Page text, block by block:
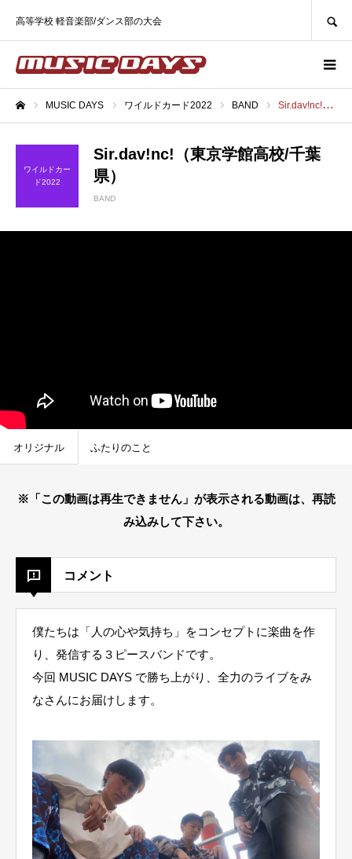
高等学校 軽音楽部/ダンス部の大会
MUSIC DAYS ワイルドカード2022 BAND Sir.dav!nc!（東京学館高校/千葉県）
ワイルドカー
ド2022
Sir.dav!nc!（東京学館高校/千葉
県）
BAND
オリジナル ふたりのこと
※「この動画は再生できません」が表示される動画は、再読
み込みして下さい。
コメント
僕たちは「人の心や気持ち」をコンセプトに楽曲を作
り、発信する３ピースバンドです。
今回 MUSIC DAYS で勝ち上がり、全力のライブをみ
なさんにお届けします。